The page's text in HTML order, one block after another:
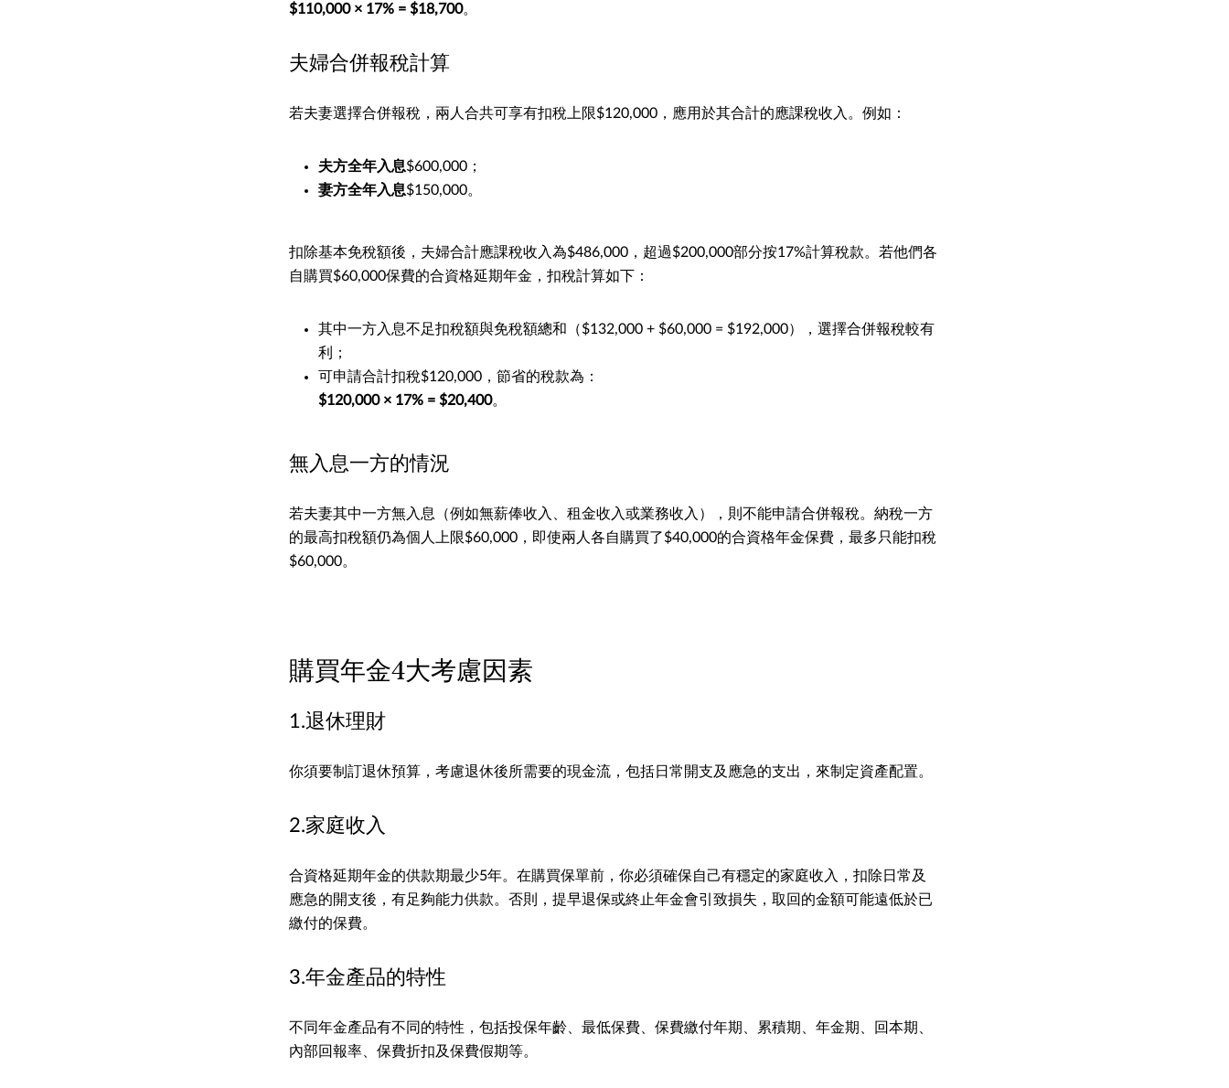
$110,000 × 17% = $18,700。
夫婦合併報稅計算
若夫妻選擇合併報稅，兩人合共可享有扣稅上限$120,000，應用於其合計的應課稅收入。例如：
夫方全年入息$600,000；
妻方全年入息$150,000。
扣除基本免稅額後，夫婦合計應課稅收入為$486,000，超過$200,000部分按17%計算稅款。若他們各
自購買$60,000保費的合資格延期年金，扣稅計算如下：
其中一方入息不足扣稅額與免稅額總和（$132,000 + $60,000 = $192,000），選擇合併報稅較有
利；
可申請合計扣稅$120,000，節省的稅款為：
$120,000 × 17% = $20,400。
無入息一方的情況
若夫妻其中一方無入息（例如無薪俸收入、租金收入或業務收入），則不能申請合併報稅。納稅一方
的最高扣稅額仍為個人上限$60,000，即使兩人各自購買了$40,000的合資格年金保費，最多只能扣稅
$60,000。
購買年金4大考慮因素
1.退休理財
你須要制訂退休預算，考慮退休後所需要的現金流，包括日常開支及應急的支出，來制定資產配置。
2.家庭收入
合資格延期年金的供款期最少5年。在購買保單前，你必須確保自己有穩定的家庭收入，扣除日常及
應急的開支後，有足夠能力供款。否則，提早退保或終止年金會引致損失，取回的金額可能遠低於已
繳付的保費。
3.年金產品的特性
不同年金產品有不同的特性，包括投保年齡、最低保費、保費繳付年期、累積期、年金期、回本期、
內部回報率、保費折扣及保費假期等。